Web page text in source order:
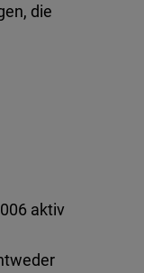
die
aktiv
Embed